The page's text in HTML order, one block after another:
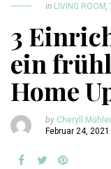
in LIVING ROOM,
3
ein
Home
by Cheryll
Februar 24, 2021